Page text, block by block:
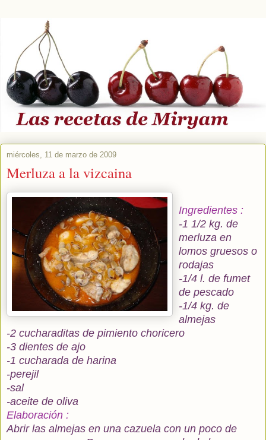
miércoles, 11 de marzo de 2009
Merluza a la vizcaina
Ingredientes :
-1 1/2 kg. de
merluza en
lomos gruesos o
rodajas
-1/4 l. de fumet
de pescado
-1/4 kg. de
almejas
-2 cucharaditas de pimiento choricero
-3 dientes de ajo
-1 cucharada de harina
-perejil
-sal
-aceite de oliva
Elaboración :
Abrir las almejas en una cazuela con un poco de